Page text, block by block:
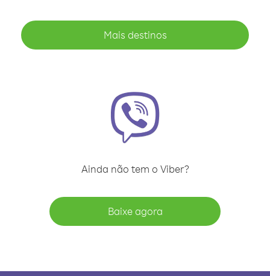
Mais destinos
Ainda não tem o Viber?
Baixe agora